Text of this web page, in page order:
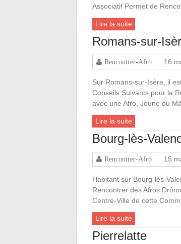
Associatif Permet de
Lire la suite
Romans-sur-
Rencontrer-Afro 16
Sur Romans-sur-Isère, il
Conseils Suivants pour la
avec une Afro, Jeune ou
Lire la suite
Bourg-lès-
Rencontrer-Afro 15
Habitant sur Bourg-lès-
Rencontrer des Afros
Centre-Ville de cette
Lire la suite
Pierrelatte